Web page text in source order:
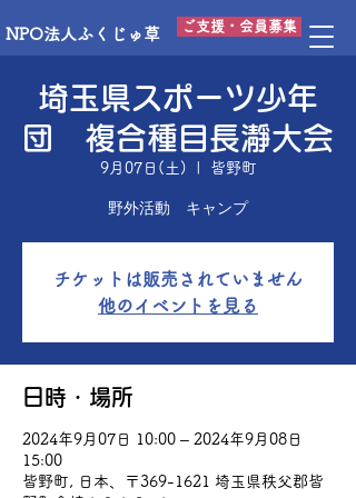
ご支援・会員募集
NPO法人ふくじゅ草
埼玉県スポーツ少年
団 複合種目長瀞大会
9月07日(土) 皆野町
野外活動 キャンプ
チケットは販売されていません
他のイベントを見る
日時・場所
2024年9月07日 10:00 – 2024年9月08日
15:00
皆野町, 日本、〒369-1621 埼玉県秩父郡皆